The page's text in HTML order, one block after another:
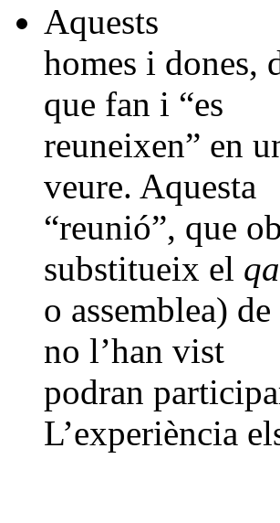
Aquests
homes i dones,
que fan i “es
reuneixen” en
veure. Aquesta
“reunió”, que
substitueix el
o assemblea)
no l’han vist
podran
L’experiència